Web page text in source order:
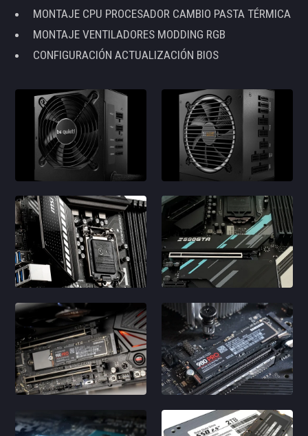
MONTAJE CPU PROCESADOR CAMBIO PASTA TÉRMICA
MONTAJE VENTILADORES MODDING RGB
CONFIGURACIÓN ACTUALIZACIÓN BIOS